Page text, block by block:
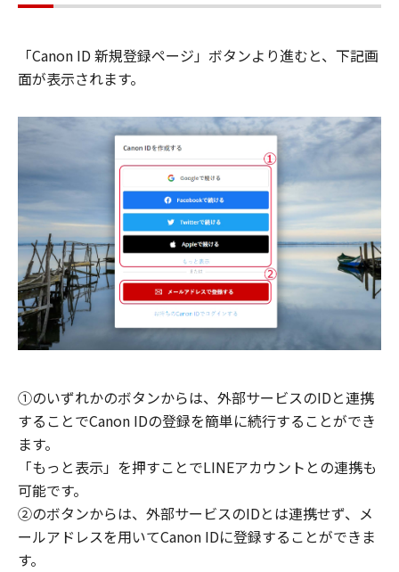
「Canon ID 新規登録ページ」ボタンより進むと、下記画
面が表示されます。
①のいずれかのボタンからは、外部サービスのIDと連携
することでCanon IDの登録を簡単に続行することができ
ます。
「もっと表示」を押すことでLINEアカウントとの連携も
可能です。
②のボタンからは、外部サービスのIDとは連携せず、メ
ールアドレスを用いてCanon IDに登録することができま
す。